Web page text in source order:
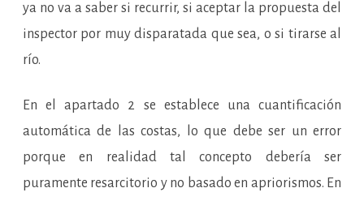
ya no va a saber si recurrir, si aceptar la propuesta del
inspector por muy disparatada que sea, o si tirarse al
río.
En el apartado 2 se establece una cuantificación
automática de las costas, lo que debe ser un error
porque en realidad tal concepto debería ser
puramente resarcitorio y no basado en apriorismos. En